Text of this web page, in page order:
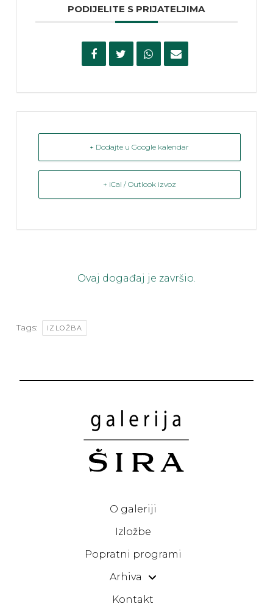
PODIJELITE S PRIJATELJIMA
+ Dodajte u Google kalendar
+ iCal / Outlook izvoz
Ovaj događaj je završio.
Tags: IZLOŽBA
O galeriji
Izložbe
Popratni programi
Arhiva
Kontakt